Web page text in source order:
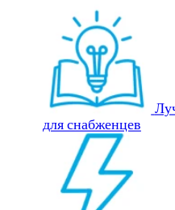
для снабженцев